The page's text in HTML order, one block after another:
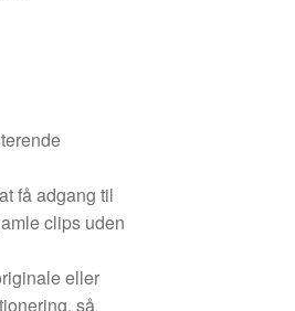
få adgang til
clips uden
eller
så